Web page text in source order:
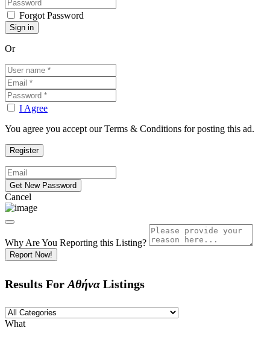
Forgot Password
Or
I Agree
You agree you accept our Terms & Conditions for posting this ad.
Cancel
Why Are You Reporting this Listing?
Report Now!
Results For ΑθήναListings
What